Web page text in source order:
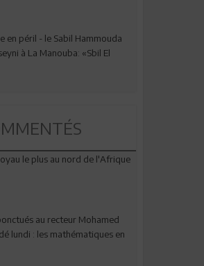
en péril - le Sabil Hammouda
à La Manouba: «Sbil El
le plus au nord de l'Afrique
au recteur Mohamed
lundi : les mathématiques en